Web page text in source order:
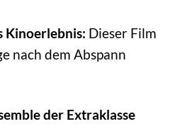
Kinoerlebnis: Dieser Film
nach dem Abspann
der Extraklasse